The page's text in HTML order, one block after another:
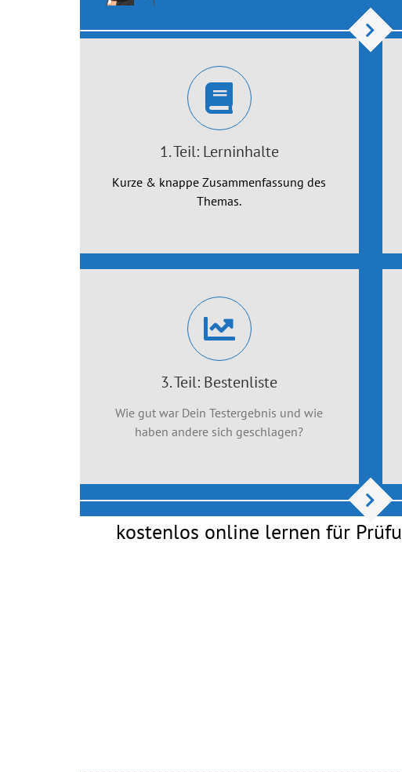
1. Teil: Lerninhalte
Kurze & knappe Zusammenfassung des
Themas.
3. Teil: Bestenliste
Wie gut war Dein Testergebnis und wie
haben andere sich geschlagen?
kostenlos online lernen für